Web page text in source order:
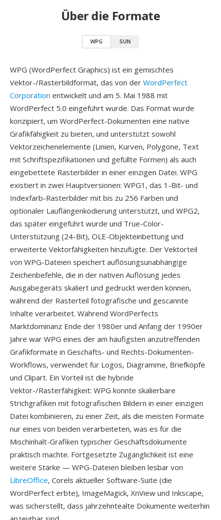
Über die Formate
WPG SUN
WPG (WordPerfect Graphics) ist ein gemischtes
Vektor-/Rasterbildformat, das von der WordPerfect
Corporation entwickelt und am 5. Mai 1988 mit
WordPerfect 5.0 eingeführt wurde. Das Format wurde
konzipiert, um WordPerfect-Dokumenten eine native
Grafikfähigkeit zu bieten, und unterstützt sowohl
Vektorzeichenelemente (Linien, Kurven, Polygone, Text
mit Schriftspezifikationen und gefüllte Formen) als auch
eingebettete Rasterbilder in einer einzigen Datei. WPG
existiert in zwei Hauptversionen: WPG1, das 1-Bit- und
Indexfarb-Rasterbilder mit bis zu 256 Farben und
optionaler Lauflängenkodierung unterstützt, und WPG2,
das später eingeführt wurde und True-Color-
Unterstützung (24-Bit), OLE-Objekteinbettung und
erweiterte Vektorfähigkeiten hinzufügte. Der Vektorteil
von WPG-Dateien speichert auflösungsunabhängige
Zeichenbefehle, die in der nativen Auflösung jedes
Ausgabegeräts skaliert und gedruckt werden können,
während der Rasterteil fotografische und gescannte
Inhalte verarbeitet. Während WordPerfects
Marktdominanz Ende der 1980er und Anfang der 1990er
Jahre war WPG eines der am häufigsten anzutreffenden
Grafikformate in Geschäfts- und Rechts-Dokumenten-
Workflows, verwendet für Logos, Diagramme, Briefköpfe
und Clipart. Ein Vorteil ist die hybride
Vektor-/Rasterfähigkeit: WPG konnte skalierbare
Strichgrafiken mit fotografischen Bildern in einer einzigen
Datei kombinieren, zu einer Zeit, als die meisten Formate
nur eines von beiden verarbeiteten, was es für die
Mischinhalt-Grafiken typischer Geschäftsdokumente
praktisch machte. Fortgesetzte Zugänglichkeit ist eine
weitere Stärke — WPG-Dateien bleiben lesbar von
LibreOffice, Corels aktueller Software-Suite (die
WordPerfect erbte), ImageMagick, XnView und Inkscape,
was sicherstellt, dass jahrzehntealte Dokumente weiterhin